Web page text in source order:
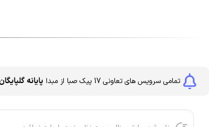
تمامی سرویس های تعاونی 17 پیک صبا از مبدا پایانه